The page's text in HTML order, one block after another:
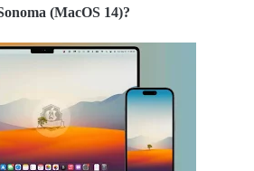
(MacOS 14)?